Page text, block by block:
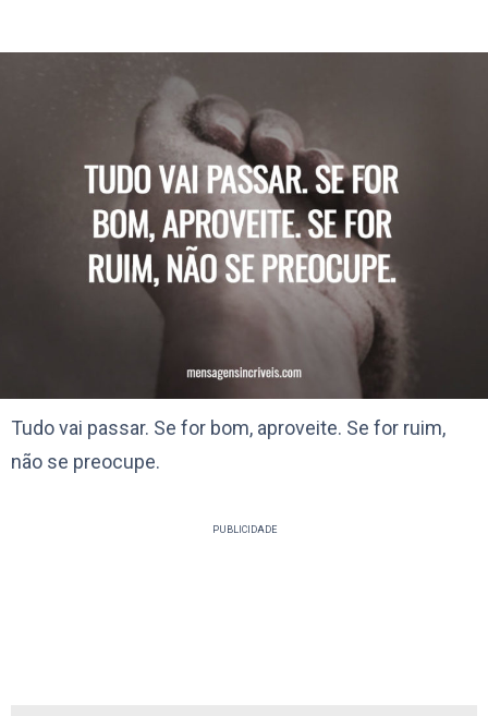
Tudo vai passar. Se for bom, aproveite. Se for ruim,
não se preocupe.
PUBLICIDADE